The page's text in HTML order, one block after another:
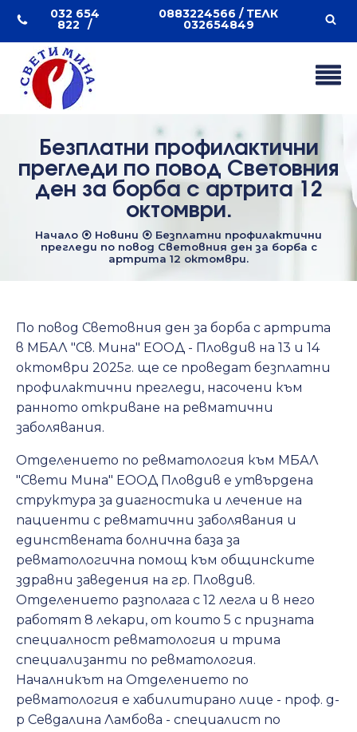
032 654
822
0883224566 / ТЕЛК
032654849
Безплатни профилактични
прегледи по повод Световния
ден за борба с артрита 12
октомври.
Начало ⦿ Новини ⦿ Безплатни профилактични
прегледи по повод Световния ден за борба с
артрита 12 октомври.
По повод Световния ден за борба с артрита
в МБАЛ "Св. Мина" ЕООД - Пловдив на 13 и 14
октомври 2025г. ще се проведат безплатни
профилактични прегледи, насочени към
ранното откриване на ревматични
заболявания.
Отделението по ревматология към МБАЛ
"Свети Мина" ЕООД Пловдив е утвърдена
структура за диагностика и лечение на
пациенти с ревматични заболявания и
единствената болнична база за
ревматологична помощ към общинските
здравни заведения на гр. Пловдив.
Отделението разполага с 12 легла и в него
работят 8 лекари, от които 5 с призната
специалност ревматология и трима
специализанти по ревматология.
Началникът на Отделението по
ревматология е хабилитирано лице - проф. д-
р Севдалина Ламбова - специалист по